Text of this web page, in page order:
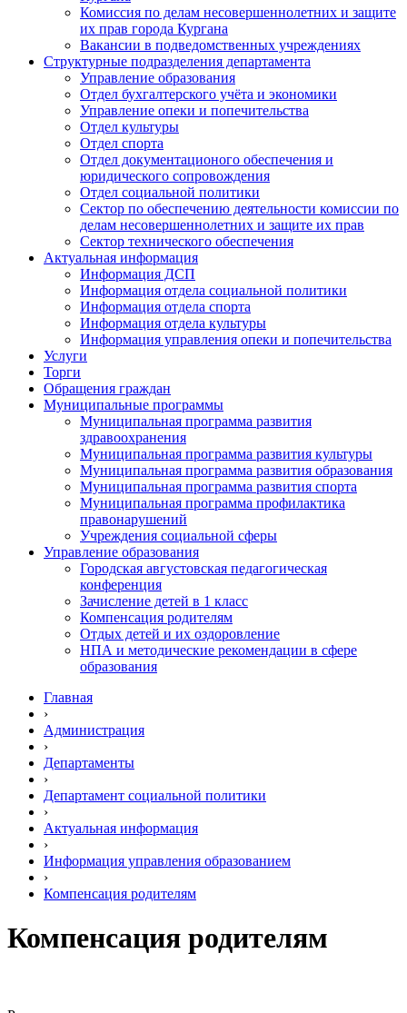
Комиссия по делам несовершеннолетних и защите
их прав города Кургана
Вакансии в подведомственных учреждениях
Структурные подразделения департамента
Управление образования
Отдел бухгалтерского учёта и экономики
Управление опеки и попечительства
Отдел культуры
Отдел спорта
Отдел документационого обеспечения и
юридического сопровождения
Отдел социальной политики
Сектор по обеспечению деятельности комиссии по
делам несовершеннолетних и защите их прав
Сектор технического обеспечения
Актуальная информация
Информация ДСП
Информация отдела социальной политики
Информация отдела спорта
Информация отдела культуры
Информация управления опеки и попечительства
Услуги
Торги
Обращения граждан
Муниципальные программы
Муниципальная программа развития
здравоохранения
Муниципальная программа развития культуры
Муниципальная программа развития образования
Муниципальная программа развития спорта
Муниципальная программа профилактика
правонарушений
Учреждения социальной сферы
Управление образования
Городская августовская педагогическая
конференция
Зачисление детей в 1 класс
Компенсация родителям
Отдых детей и их оздоровление
НПА и методические рекомендации в сфере
образования
Главная
›
Администрация
›
Департаменты
›
Департамент социальной политики
›
Актуальная информация
›
Информация управления образованием
›
Компенсация родителям
Компенсация родителям